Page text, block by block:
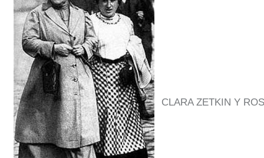
CLARA ZETKIN Y